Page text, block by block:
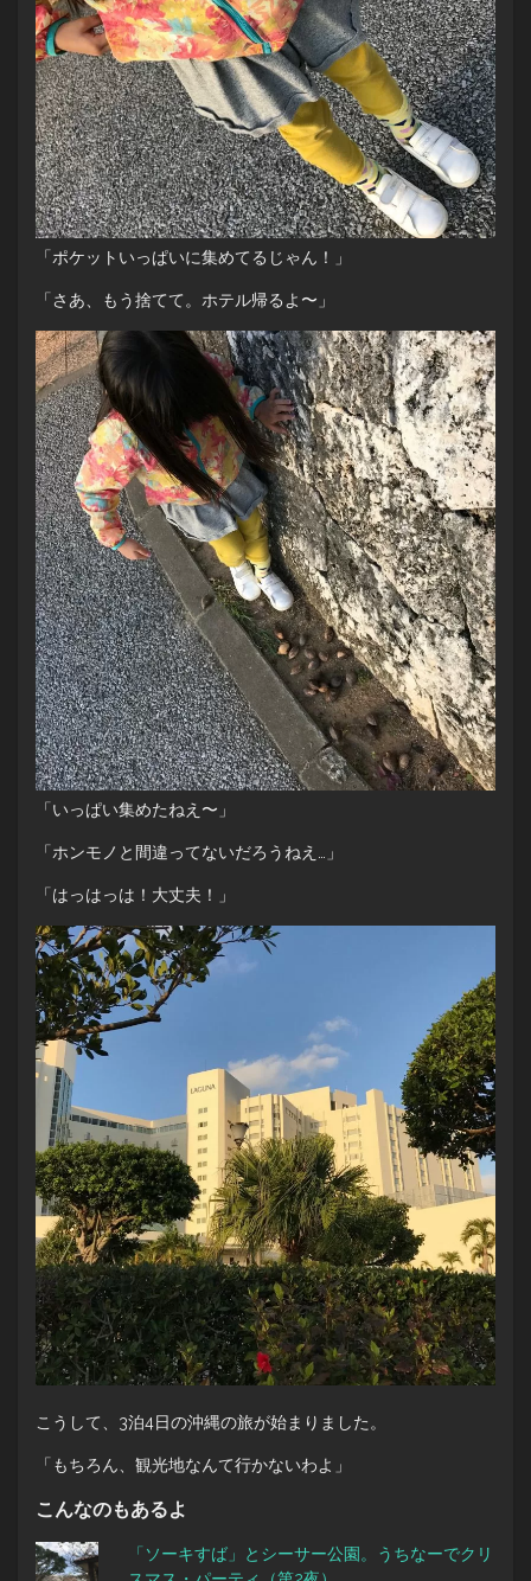
「ポケットいっぱいに集めてるじゃん！」
「さあ、もう捨てて。ホテル帰るよ〜」
「いっぱい集めたねえ〜」
「ホンモノと間違ってないだろうねえ…」
「はっはっは！大丈夫！」
こうして、3泊4日の沖縄の旅が始まりました。
「もちろん、観光地なんて行かないわよ」
こんなのもあるよ
「ソーキすば」とシーサー公園。うちなーでクリ